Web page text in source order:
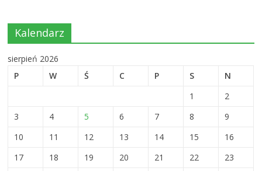
Kalendarz
sierpień 2026
P
W Ś C P S
N
1
2
3
4 5 6 7 8
9
10
11 12 13 14 15
16
17
18 19 20 21 22
23